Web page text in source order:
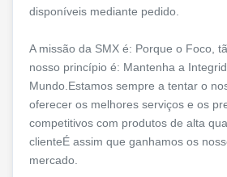
disponíveis mediante pedido.
A missão da SMX é: Porque o Foco,
nosso princípio é: Mantenha a
Mundo.Estamos sempre a tentar o
oferecer os melhores serviços e os
competitivos com produtos de alta
clienteÉ assim que ganhamos os
mercado.